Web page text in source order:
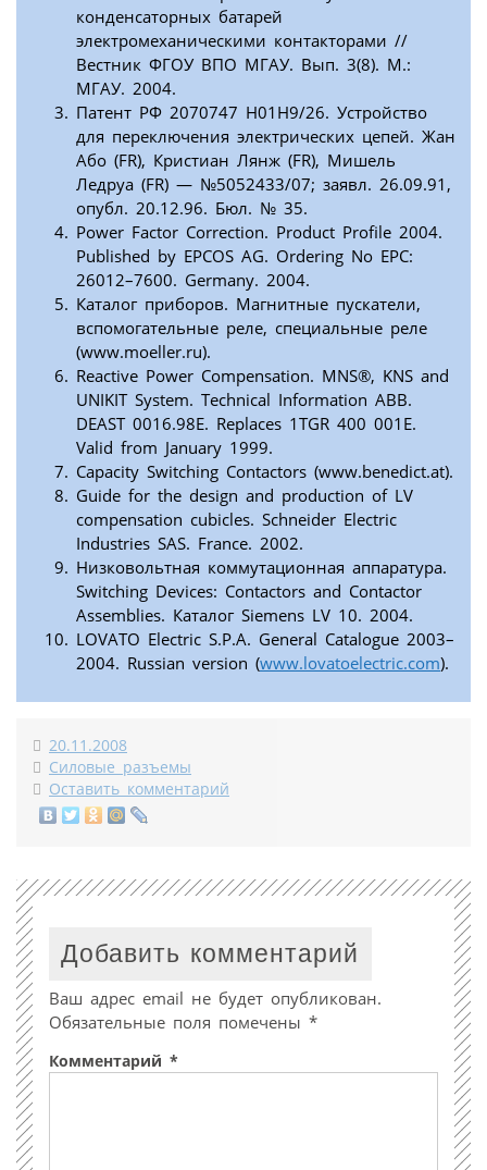
конденсаторных батарей
электромеханическими контакторами //
Вестник ФГОУ ВПО МГАУ. Вып. 3(8). М.:
МГАУ. 2004.
Патент РФ 2070747 Н01Н9/26. Устройство
для переключения электрических цепей. Жан
Або (FR), Кристиан Лянж (FR), Мишель
Ледруа (FR) — №5052433/07; заявл. 26.09.91,
опубл. 20.12.96. Бюл. № 35.
Power Factor Correction. Product Profile 2004.
Published by EPCOS AG. Ordering No EPC:
26012–7600. Germany. 2004.
Каталог приборов. Магнитные пускатели,
вспомогательные реле, специальные реле
(www.moeller.ru).
Reactive Power Compensation. MNS®, KNS and
UNIKIT System. Technical Information AВB.
DEAST 0016.98E. Replaces 1TGR 400 001E.
Valid from January 1999.
Capacity Switching Contactors (www.benedict.at).
Guide for the design and production of LV
compensation cubicles. Schneider Electric
Industries SAS. France. 2002.
Низковольтная коммутационная аппаратура.
Switching Devices: Contactors and Contactor
Assemblies. Каталог Siemens LV 10. 2004.
LOVATO Electric S.P.A. General Catalogue 2003–
2004. Russian version (www.lovatoelectric.com).
20.11.2008
Силовые разъемы
Оставить комментарий
Добавить комментарий
Ваш адрес email не будет опубликован.
Обязательные поля помечены *
Комментарий *